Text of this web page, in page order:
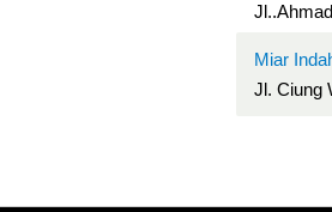
Miar
Jl. Ciung